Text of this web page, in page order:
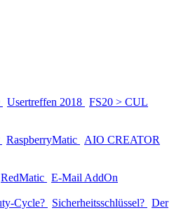
Usertreffen 2018 FS20 > CUL
RaspberryMatic
AIO CREATOR
RedMatic E-Mail AddOn
Cycle? Sicherheitsschlüssel? Der